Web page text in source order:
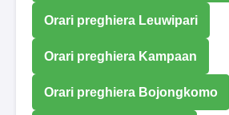
Orari preghiera Leuwipari
Orari preghiera Kampaan
Orari preghiera Bojongkomo